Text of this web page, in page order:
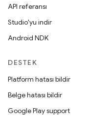
API referansı
Studio'yu indir
Android NDK
DESTEK
Platform hatası bildir
Belge hatası bildir
Google Play support